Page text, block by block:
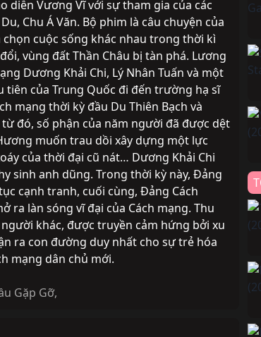
diễn Vương Vĩ với sự tham gia của các
Chu Á Văn. Bộ phim là câu chuyện của
cuộc sống khác nhau trong thời kì
vùng đất Thần Châu bị tàn phá. Lương
Dương Khải Chi, Lý Nhân Tuấn và một
của Trung Quốc đi đến trường hạ sĩ
mạng thời kỳ đầu Du Thiên Bạch và
đó, số phận của năm người đã được dệt
muốn trau dồi xây dựng một lực
của thời đại cũ nát… Dương Khải Chi
sinh anh dũng. Trong thời kỳ này, Đảng
cạnh tranh, cuối cùng, Đảng Cách
ra làn sóng vĩ đại của Cách mạng. Thu
khác, được truyền cảm hứng bởi xu
ra con đường duy nhất cho sự trẻ hóa
mạng dân chủ mới.
Gặp Gỡ,